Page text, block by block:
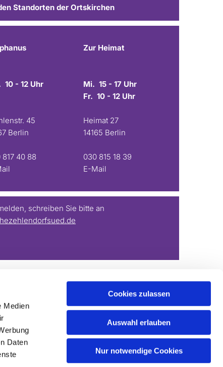
Medien
Daten
Cookies zulassen
Auswahl erlauben
Nur notwendige Cookies
Standorten der Ortskirchen
10 - 12 Uhr
45
Berlin
817 40 88
Zur Heimat
Mi. 15 - 17 Uhr
Fr. 10 - 12 Uhr
Heimat 27
14165 Berlin
030 815 18 39
E-Mail
schreiben Sie bitte an